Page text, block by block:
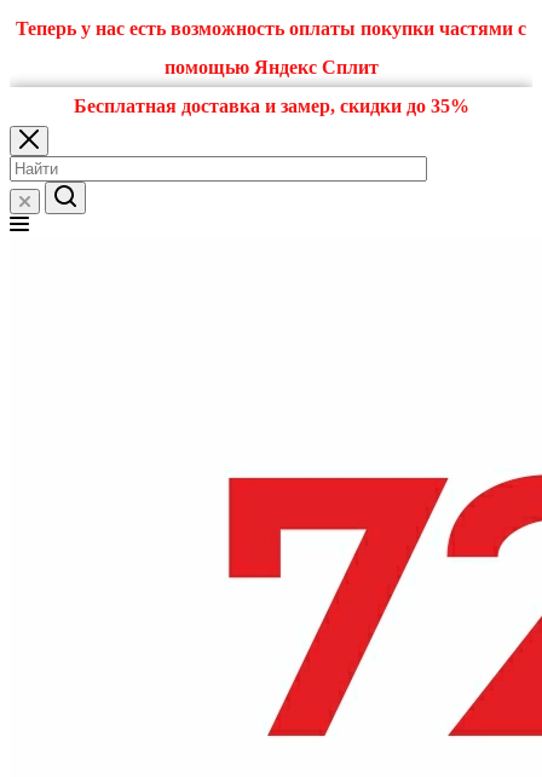
Теперь у нас есть возможность оплаты покупки частями с
помощью Яндекс Сплит
Бесплатная доставка и замер, скидки до 35%